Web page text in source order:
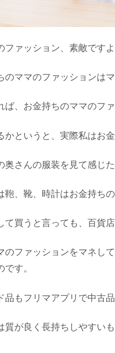
ファッション、素敵ですよ
のママのファッションは
ば、お金持ちのママのフ
かというと、実際私はお
奥さんの服装を見て感じ
鞄、靴、時計はお金持ち
て買うと言っても、百貨
のファッションをマネし
す。
品もフリマアプリで中古
質が良く長持ちしやすい